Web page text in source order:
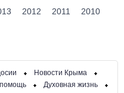
2012 2011
2010
Новости Крыма
Духовная жизнь